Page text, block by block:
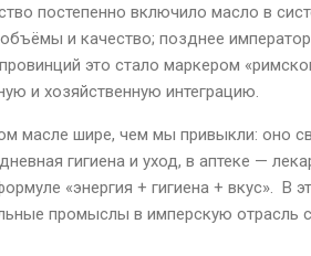
постепенно включило масло в
и качество; позднее
это стало маркером
и хозяйственную интеграцию.
масле шире, чем мы привыкли: оно
гигиена и уход, в аптеке —
«энергия + гигиена + вкус».
В
промыслы в имперскую отрасль